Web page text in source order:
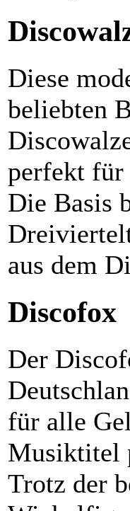
Diese
beliebten
perfekt für
Die Basis
aus dem
Discofox
Der
für alle
Musiktitel
Trotz der